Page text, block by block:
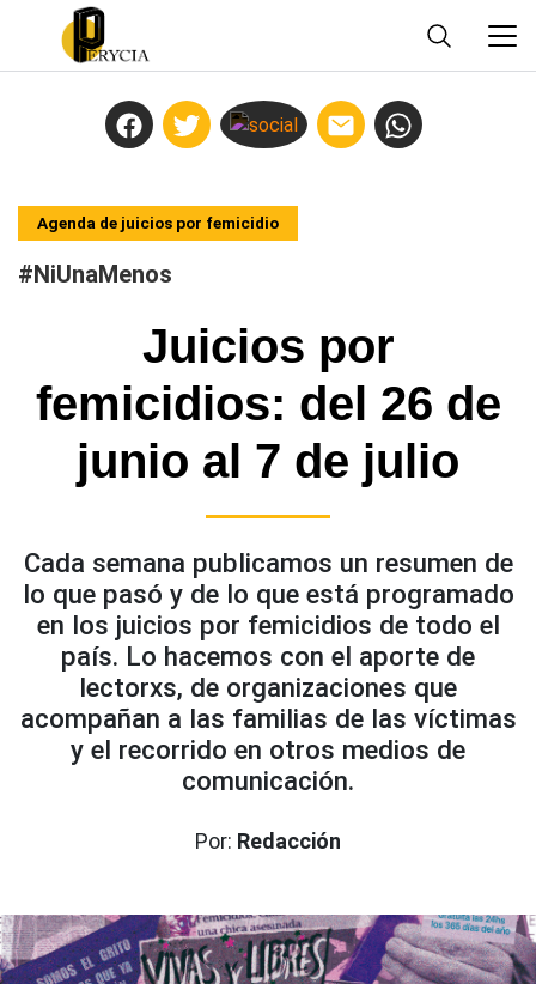
Agenda de juicios por femicidio
#NiUnaMenos
Juicios por
femicidios: del 26 de
junio al 7 de julio
Cada semana publicamos un resumen de
lo que pasó y de lo que está programado
en los juicios por femicidios de todo el
país. Lo hacemos con el aporte de
lectorxs, de organizaciones que
acompañan a las familias de las víctimas
y el recorrido en otros medios de
comunicación.
Por: Redacción